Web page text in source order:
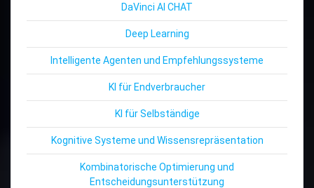
DaVinci AI CHAT
Deep Learning
Intelligente Agenten und Empfehlungssysteme
KI für Endverbraucher
KI für Selbständige
Kognitive Systeme und Wissensrepräsentation
Kombinatorische Optimierung und
Entscheidungsunterstützung